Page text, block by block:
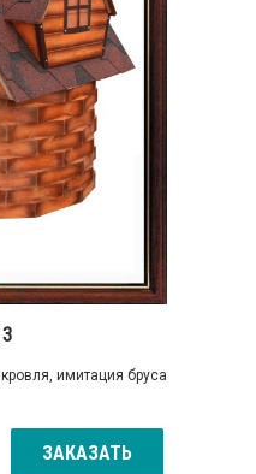
имитация бруса
ЗАКАЗАТЬ